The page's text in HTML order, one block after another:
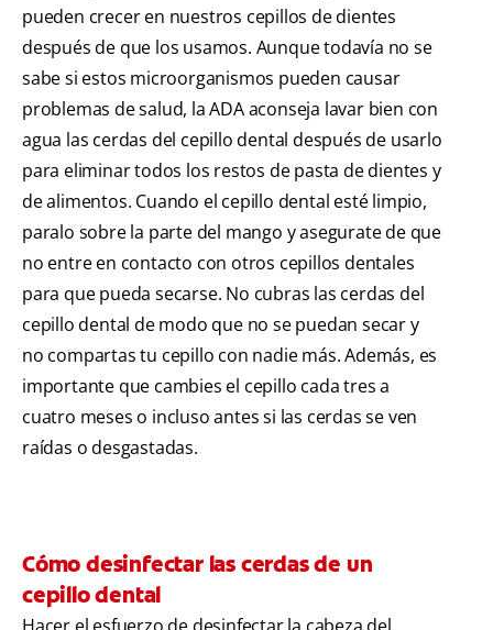
pueden crecer en nuestros cepillos de dientes
después de que los usamos. Aunque todavía no se
sabe si estos microorganismos pueden causar
problemas de salud, la ADA aconseja lavar bien con
agua las cerdas del cepillo dental después de usarlo
para eliminar todos los restos de pasta de dientes y
de alimentos. Cuando el cepillo dental esté limpio,
paralo sobre la parte del mango y asegurate de que
no entre en contacto con otros cepillos dentales
para que pueda secarse. No cubras las cerdas del
cepillo dental de modo que no se puedan secar y
no compartas tu cepillo con nadie más. Además, es
importante que cambies el cepillo cada tres a
cuatro meses o incluso antes si las cerdas se ven
raídas o desgastadas.
Cómo desinfectar las cerdas de un
cepillo dental